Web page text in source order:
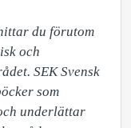
du förutom
och
SEK Svensk
som
underlättar